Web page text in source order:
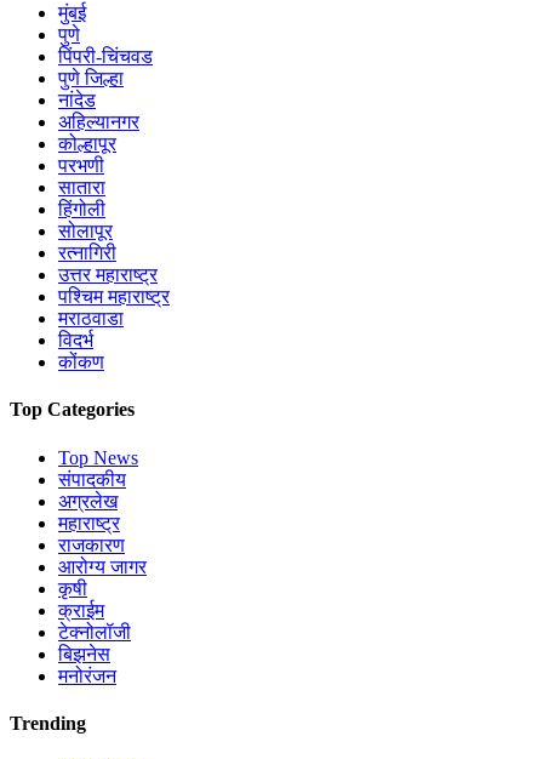
मुंबई
पुणे
पिंपरी-चिंचवड
पुणे जिल्हा
नांदेड
अहिल्यानगर
कोल्हापूर
परभणी
सातारा
हिंगोली
सोलापूर
रत्नागिरी
उत्तर महाराष्ट्र
पश्चिम महाराष्ट्र
मराठवाडा
विदर्भ
कोंकण
Top Categories
Top News
संपादकीय
अग्रलेख
महाराष्ट्र
राजकारण
आरोग्य जागर
कृषी
क्राईम
टेक्नोलॉजी
बिझनेस
मनोरंजन
Trending